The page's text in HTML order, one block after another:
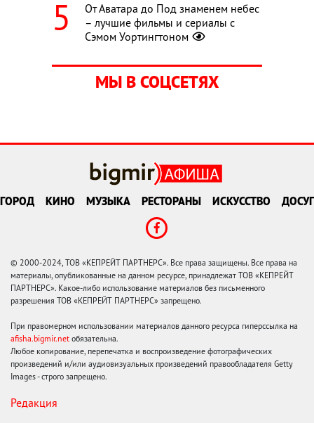
От Аватара до Под знаменем небес
– лучшие фильмы и сериалы с
Сэмом Уортингтоном
МЫ В СОЦСЕТЯХ
ГОРОД КИНО МУЗЫКА РЕСТОРАНЫ ИСКУССТВО ДОСУГ
© 2000-2024, ТОВ «КЕПРЕЙТ ПАРТНЕРС». Все права защищены. Все права на
материалы, опубликованные на данном ресурсе, принадлежат ТОВ «КЕПРЕЙТ
ПАРТНЕРС». Какое-либо использование материалов без письменного
разрешения ТОВ «КЕПРЕЙТ ПАРТНЕРС» запрещено.
При правомерном использовании материалов данного ресурса гиперссылка на
afisha.bigmir.net обязательна.
Любое копирование, перепечатка и воспроизведение фотографических
произведений и/или аудиовизуальных произведений правообладателя Getty
Images - строго запрещено.
Редакция